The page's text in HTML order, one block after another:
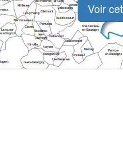
Voir